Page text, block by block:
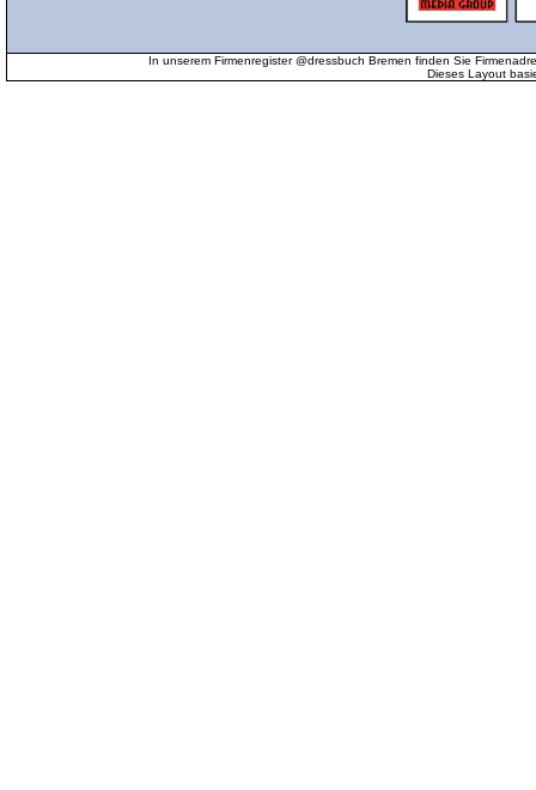
In unserem Firmenregister @dressbuch Bremen finden Sie
Dieses Layout